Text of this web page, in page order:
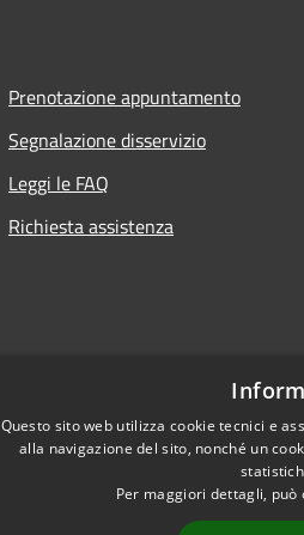
Prenotazione appuntamento
Segnalazione disservizio
Leggi le FAQ
Richiesta assistenza
Questo sito web utilizza cookie tecnici e
alla navigazione del sito, nonché un
Per maggiori dettagli, può